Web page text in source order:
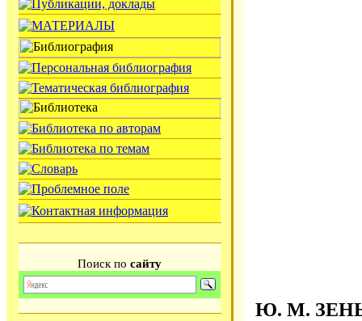
Поиск по сайту
Ю. М.